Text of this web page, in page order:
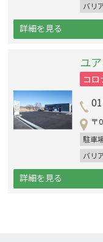
バリ
詳細を見る
ユ
コロ
〒
駐車
バリ
詳細を見る